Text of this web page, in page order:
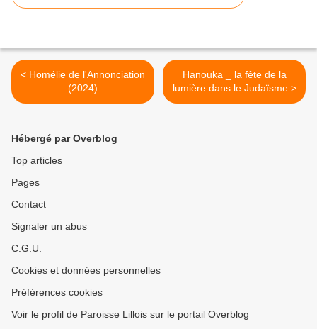
< Homélie de l'Annonciation
(2024)
Hanouka _ la fête de la
lumière dans le Judaïsme >
Hébergé par Overblog
Top articles
Pages
Contact
Signaler un abus
C.G.U.
Cookies et données personnelles
Préférences cookies
Voir le profil de Paroisse Lillois sur le portail Overblog